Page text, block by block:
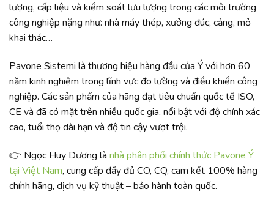
lượng, cấp liệu và kiểm soát lưu lượng trong các môi trường
công nghiệp nặng như: nhà máy thép, xưởng đúc, cảng, mỏ
khai thác…
Pavone Sistemi là thương hiệu hàng đầu của Ý với hơn 60
năm kinh nghiệm trong lĩnh vực đo lường và điều khiển công
nghiệp. Các sản phẩm của hãng đạt tiêu chuẩn quốc tế ISO,
CE và đã có mặt trên nhiều quốc gia, nổi bật với độ chính xác
cao, tuổi thọ dài hạn và độ tin cậy vượt trội.
👉 Ngọc Huy Dương là nhà phân phối chính thức Pavone Ý
tại Việt Nam, cung cấp đầy đủ CO, CQ, cam kết 100% hàng
chính hãng, dịch vụ kỹ thuật – bảo hành toàn quốc.